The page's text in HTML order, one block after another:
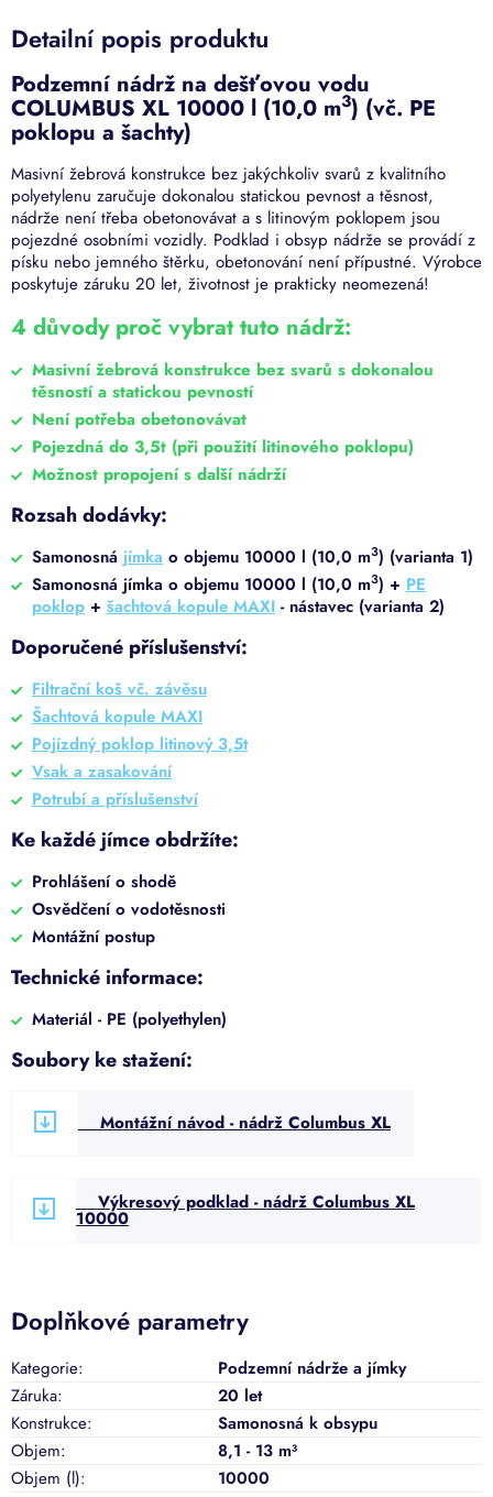
Detailní popis produktu
Podzemní nádrž na dešťovou vodu
COLUMBUS XL 10000 l (10,0 m3) (vč. PE
poklopu a šachty)
Masivní žebrová konstrukce bez jakýchkoliv svarů z kvalitního
polyetylenu zaručuje dokonalou statickou pevnost a těsnost,
nádrže není třeba obetonovávat a s litinovým poklopem jsou
pojezdné osobními vozidly. Podklad i obsyp nádrže se provádí z
písku nebo jemného štěrku, obetonování není přípustné. Výrobce
poskytuje záruku 20 let, životnost je prakticky neomezená!
4 důvody proč vybrat tuto nádrž:
Masivní žebrová konstrukce bez svarů s dokonalou
těsností a statickou pevností
Není potřeba obetonovávat
Pojezdná do 3,5t (při použití litinového poklopu)
Možnost propojení s další nádrží
Rozsah dodávky:
Samonosná jímka o objemu 10000 l (10,0 m3) (varianta 1)
Samonosná jímka o objemu 10000 l (10,0 m3) + PE
poklop + šachtová kopule MAXI - nástavec (varianta 2)
Doporučené příslušenství:
Filtrační koš vč. závěsu
Šachtová kopule MAXI
Pojízdný poklop litinový 3,5t
Vsak a zasakování
Potrubí a příslušenství
Ke každé jímce obdržíte:
Prohlášení o shodě
Osvědčení o vodotěsnosti
Montážní postup
Technické informace:
Materiál - PE (polyethylen)
Soubory ke stažení:
Montážní návod - nádrž Columbus XL
Výkresový podklad - nádrž Columbus XL
10000
Doplňkové parametry
Kategorie:
Podzemní nádrže a jímky
Záruka:
20 let
Konstrukce:
Samonosná k obsypu
Objem:
8,1 - 13 m³
Objem (l):
10000